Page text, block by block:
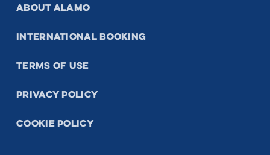
ABOUT ALAMO
INTERNATIONAL BOOKING
TERMS OF USE
PRIVACY POLICY
COOKIE POLICY